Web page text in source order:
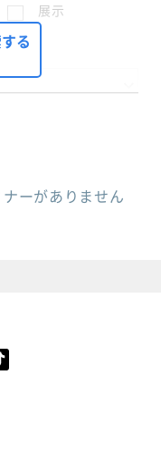
展示
する
る
ーがありません